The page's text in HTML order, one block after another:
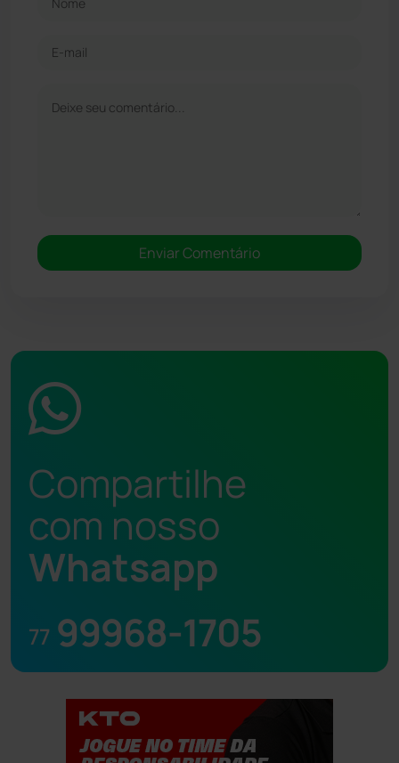
Compartilhe
com nosso
Whatsapp
77 99968-1705